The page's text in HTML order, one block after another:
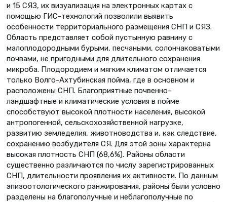
и 15 СЯЗ, их визуализация на электронных картах с
помощью ГИС-технологий позволили выявить
особенности территориального размещения СНП и СЯЗ.
Область представляет собой пустынную равнину с
малоплодородными бурыми, песчаными, солончаковатыми
почвами, не пригодными для длительного сохранения
микроба. Плодородием и мягким климатом отличается
только Волго-Ахтубинская пойма, где в основном и
расположены СНП. Благоприятные почвенно-
ландшафтные и климатические условия в пойме
способствуют высокой плотности населения, высокой
антропогенной, сельскохозяйственной нагрузке,
развитию земледелия, животноводства и, как следствие,
сохранению возбудителя СЯ. Для этой зоны характерна
высокая плотность СНП (68,6%). Районы области
существенно различаются по числу зарегистрированных
СНП, длительности проявления их активности. По данным
эпизоотологического ранжирования, районы были условно
разделены на благополучные и неблагополучные по